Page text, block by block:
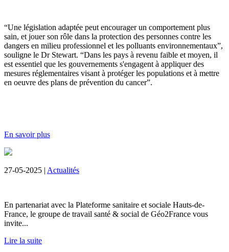
“Une législation adaptée peut encourager un comportement plus
sain, et jouer son rôle dans la protection des personnes contre les
dangers en milieu professionnel et les polluants environnementaux”,
souligne le Dr Stewart. “Dans les pays à revenu faible et moyen, il
est essentiel que les gouvernements s'engagent à appliquer des
mesures réglementaires visant à protéger les populations et à mettre
en oeuvre des plans de prévention du cancer”.
En savoir plus
27-05-2025 | Actualités
En partenariat avec la Plateforme sanitaire et sociale Hauts-de-
France, le groupe de travail santé & social de Géo2France vous
invite...
Lire la suite